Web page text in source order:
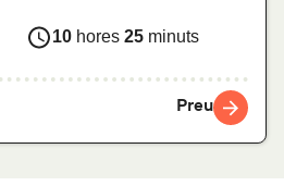
10 hores 25 minuts
Preu